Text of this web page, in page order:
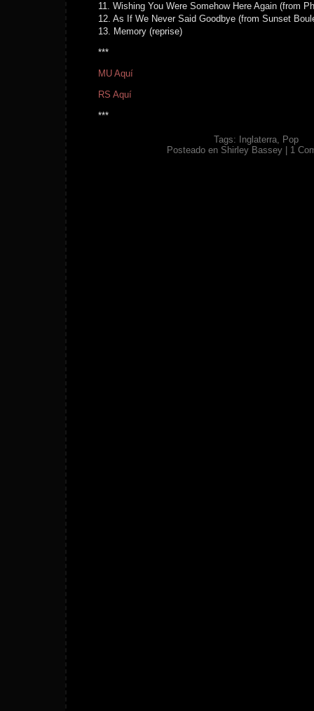
11. Wishing You Were Somehow Here Again (from
12. As If We Never Said Goodbye (from Sunset
13. Memory (reprise)
***
MU Aquí
RS Aquí
***
Tags: Inglaterra, Pop
Posteado en Shirley Bassey 1